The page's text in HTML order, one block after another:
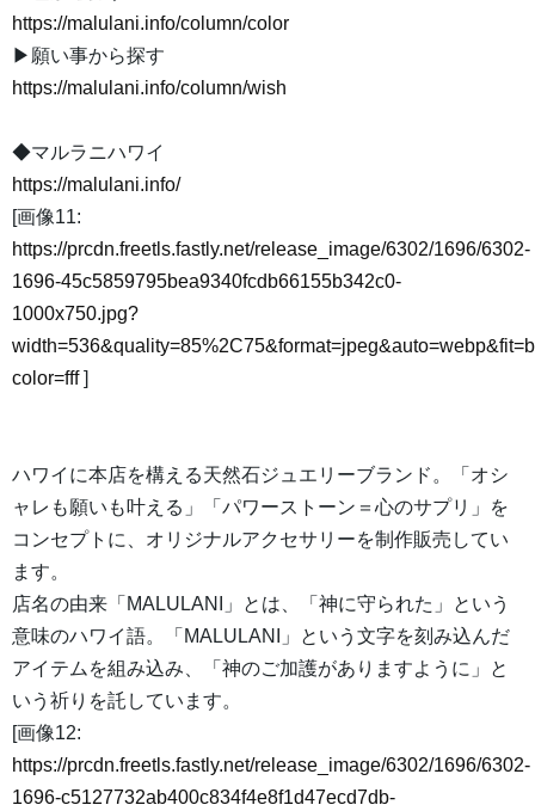
https://malulani.info/column/color
▶願い事から探す
https://malulani.info/column/wish
◆マルラニハワイ
https://malulani.info/
[画像11:
https://prcdn.freetls.fastly.net/release_image/6302/1696/6302-
1696-45c5859795bea9340fcdb66155b342c0-
1000x750.jpg?
color=fff]
ハワイに本店を構える天然石ジュエリーブランド。「オシ
ャレも願いも叶える」「パワーストーン＝心のサプリ」を
コンセプトに、オリジナルアクセサリーを制作販売してい
ます。
店名の由来「MALULANI」とは、「神に守られた」という
意味のハワイ語。「MALULANI」という文字を刻み込んだ
アイテムを組み込み、「神のご加護がありますように」と
いう祈りを託しています。
[画像12:
https://prcdn.freetls.fastly.net/release_image/6302/1696/6302-
1696-c5127732ab400c834f4e8f1d47ecd7db-